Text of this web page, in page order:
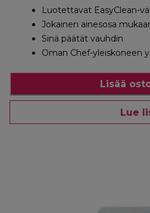
Luotettavat EasyClean-
Jokainen ainesosa
Sinä päätät vauhdin
Oman Chef-yleiskoneen
Lisää
Lue